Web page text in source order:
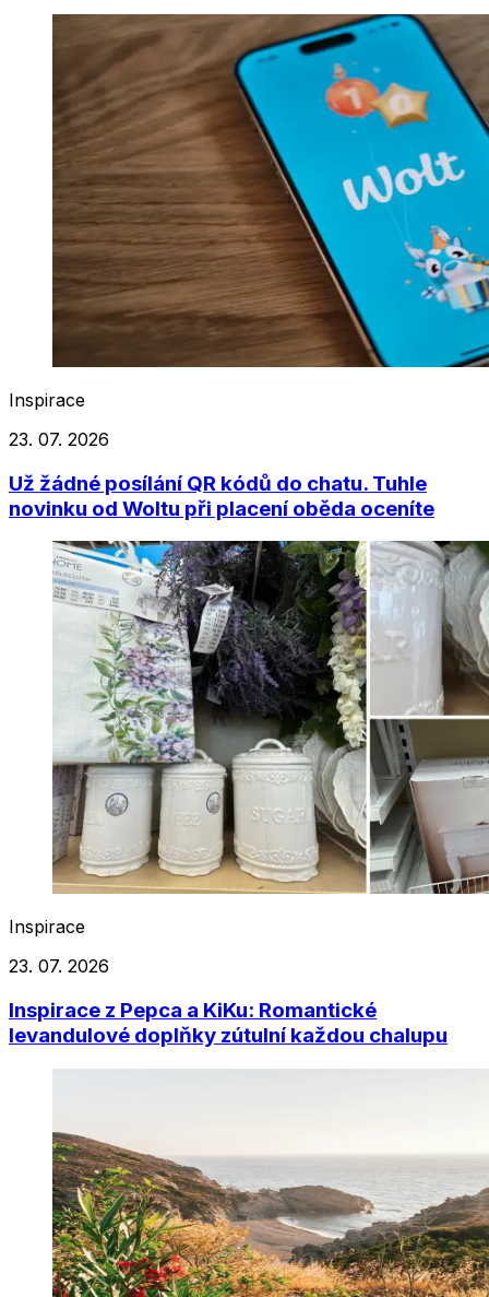
Inspirace
23. 07. 2026
Už žádné posílání QR kódů do chatu. Tuhle
novinku od Woltu při placení oběda oceníte
Inspirace
23. 07. 2026
Inspirace z Pepca a KiKu: Romantické
levandulové doplňky zútulní každou chalupu